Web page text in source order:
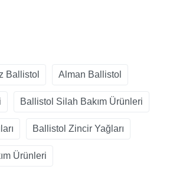
Ballistol Alman Ballistol
Ballistol Silah Bakım Ürünleri
Ballistol Zincir Yağları
Ürünleri